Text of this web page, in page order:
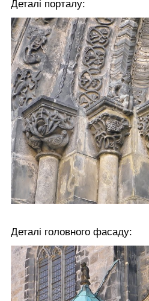
Деталі порталу:
Деталі головного фасаду: